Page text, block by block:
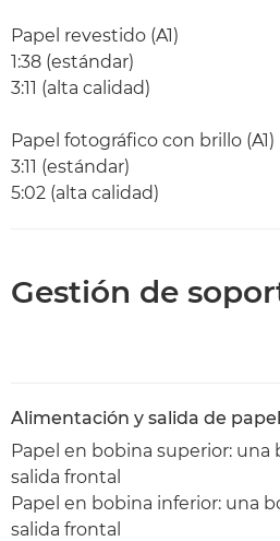
Papel revestido (A1)
1:38 (estándar)
3:11 (alta calidad)
Papel fotográfico con brillo (A1)
3:11 (estándar)
5:02 (alta calidad)
Gestión de
Alimentación y salida de papel
Papel en bobina superior: una
salida frontal
Papel en bobina inferior: una
salida frontal